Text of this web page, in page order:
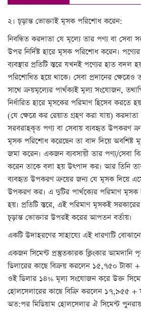
২। চূড়ান্ত ভোক্তাই মূসক পরিশোধ করেন:
নিবন্ধিত করদাতা যে মূল্যে তার পণ্য বা সেবা
উপর নির্দিষ্ট হারে মূসক পরিশোধ করেন।
ব্যবস্থার প্রতিটি স্তরে যখনই পণ্যের হাত বদল
পরিশোধিত হয়ে থাকে। সেবা প্রদানের
সাথে ক্রয়মূল্যের পার্থক্যই মূল্য সংযোজন,
নির্ধারিত হারে মূসকের পরিমাণ হিসেব করতে
(যে ক্ষেত্রে কর রেয়াত গ্রহণ করা যায়)
সরবরাহকৃত পণ্য বা সেবায় ব্যবহৃত উপকরণ
মূসক পরিশোধ করেছেন তা বাদ দিয়ে অবশিষ্ট
জমা করেন। একজন ব্যবসায়ী তার পণ্য/সেবা
করেন তাকে বলা হয় উৎপাদ কর। আর তিনি
ব্যবহৃত উপকরণ ক্রয়ের জন্য যে মূসক দিয়ে
উপকরণ কর। এ দুটির পার্থক্যের পরিমাণ মূসক
হয়। প্রতিটি স্তরে, এই পরিমাণ মূসকই
চূড়ান্ত ভোক্তার উপরই করের আপতন বর্তায়।
একটি উদাহরণের সাহায্যে এই ধারণাটি
একজন সিমেন্ট প্রস্তুতকারক ক্লিংকার আমদানি
ডিলারের কাছে বিক্রয় করলেন ১৫,৭৫০ টাকা
ওই ডিলার ১৪% মূল্য সংযোজন করে উক্ত
হোলসেলারের কাছে বিক্রি করলেন ১৭,৯৫৫ +
অত:পর মিডিয়াম হোলসেলার ঐ সিমেন্ট